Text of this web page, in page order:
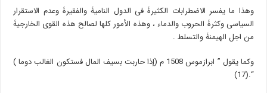
وهذا ما یفسر الاضطرابات الکثیرۀ فی الدول النامیۀ والفقیرۀ وعدم الاستقرار
السیاسی وکثرۀ الحروب والدماء ، وهذه الأمور کلها لصالح هذه القوى الخارجیۀ
من اجل الهیمنۀ والتسلط .
وکما یقول ” ابرازموس 1508 م (إذا حاربت بسیف المال فستکون الغالب دوما )
“.(17)